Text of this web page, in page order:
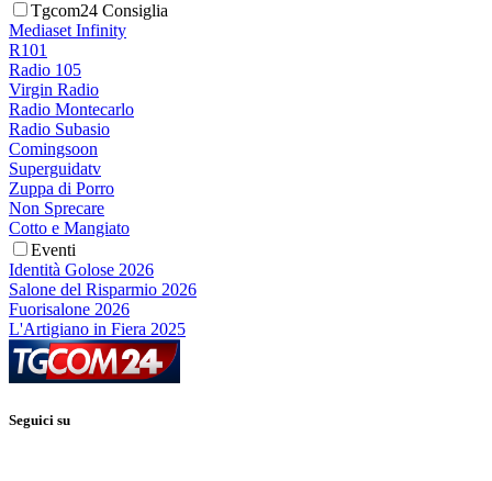
Tgcom24 Consiglia
Mediaset Infinity
R101
Radio 105
Virgin Radio
Radio Montecarlo
Radio Subasio
Comingsoon
Superguidatv
Zuppa di Porro
Non Sprecare
Cotto e Mangiato
Eventi
Identità Golose 2026
Salone del Risparmio 2026
Fuorisalone 2026
L'Artigiano in Fiera 2025
Seguici su